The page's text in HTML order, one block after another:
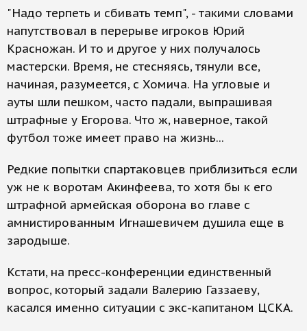
"Надо терпеть и сбивать темп", - такими словами
напутствовал в перерыве игроков Юрий
Красножан. И то и другое у них получалось
мастерски. Время, не стесняясь, тянули все,
начиная, разумеется, с Хомича. На угловые и
ауты шли пешком, часто падали, выпрашивая
штрафные у Егорова. Что ж, наверное, такой
футбол тоже имеет право на жизнь...
Редкие попытки спартаковцев приблизиться если
уж не к воротам Акинфеева, то хотя бы к его
штрафной армейская оборона во главе с
амнистированным Игнашевичем душила еще в
зародыше.
Кстати, на пресс-конференции единственный
вопрос, который задали Валерию Газзаеву,
касался именно ситуации с экс-капитаном ЦСКА.